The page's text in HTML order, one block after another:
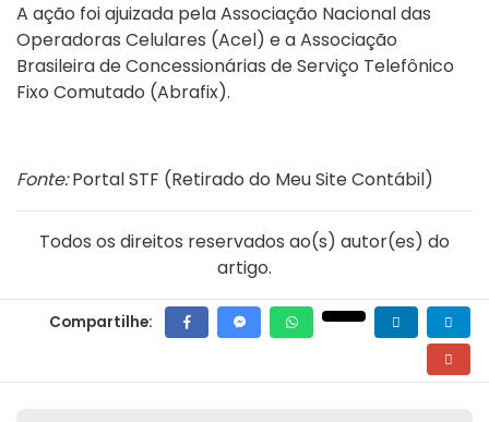
A ação foi ajuizada pela Associação Nacional das
Operadoras Celulares (Acel) e a Associação
Brasileira de Concessionárias de Serviço Telefônico
Fixo Comutado (Abrafix).
Fonte:Portal STF (Retirado do Meu Site Contábil)
Todos os direitos reservados ao(s) autor(es) do
artigo.
Compartilhe: